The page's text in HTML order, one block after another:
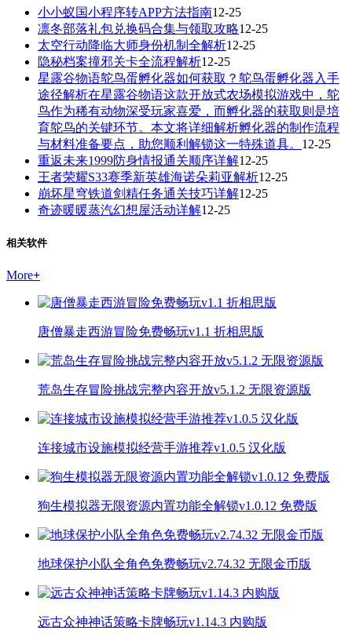
小小蚁国小程序转APP方法指南12-25
凛冬部落礼包兑换码合集与领取攻略12-25
太空行动降临大师身份机制全解析12-25
隐秘档案撞邪关卡全流程解析12-25
星露谷物语鸵鸟蛋孵化器如何获取？鸵鸟蛋孵化器入手
途径解析在星露谷物语这款开放式农场模拟游戏中，鸵
鸟作为稀有动物深受玩家喜爱，而孵化器的获取则是培
育鸵鸟的关键环节。本文将详细解析孵化器的制作流程
与材料准备要点，助您顺利解锁这一特殊道具。 12-25
重返未来1999防身情报通关顺序详解12-25
王者荣耀S33赛季新英雄海诺朵莉亚解析12-25
崩坏星穹铁道剑精任务通关技巧详解12-25
奇迹暖暖蒸汽幻想屋活动详解12-25
相关软件
More+
唐僧暴走西游冒险免费畅玩v1.1 折相思版
荒岛生存冒险挑战完整内容开放v5.1.2 无限资源版
连接城市设施模拟经营手游推荐v1.0.5 汉化版
狗生模拟器无限资源内置功能全解锁v1.0.12 免费版
地球保护小队全角色免费畅玩v2.74.32 无限金币版
远古众神神话策略卡牌畅玩v1.14.3 内购版